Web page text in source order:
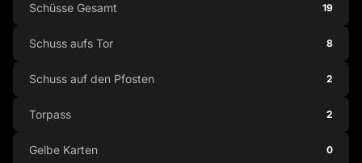
Schüsse Gesamt 19
Schuss aufs Tor 8
Schuss auf den Pfosten 2
Torpass 2
Gelbe Karten 0